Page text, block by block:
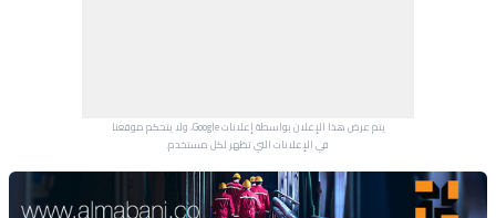
يتم عرض هذا الإعلان بواسطة إعلانات Google، ولا يتحكم موقعنا
في الإعلانات التي تظهر لكل مستخدم.
Advertisement Section